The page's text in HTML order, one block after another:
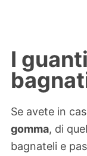
I
Se avete in
gomma, di
bagnateli e